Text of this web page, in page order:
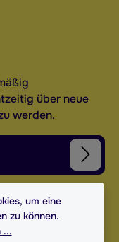
über neue
werden.
AGB
gelesen und
Felder sind
um eine
zu können.
...